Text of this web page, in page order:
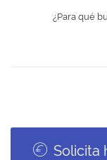
¿Para qué
Solicita